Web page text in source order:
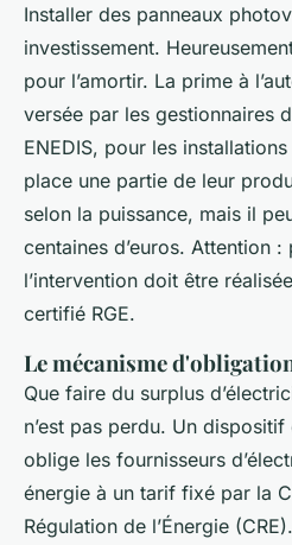
Installer des panneaux
investissement.
pour l’amortir. La prime à
versée par les gestionnaires
ENEDIS, pour les
place une partie de leur
selon la puissance, mais il
centaines d’euros. Attention
l’intervention doit être
certifié RGE.
Le mécanisme
Que faire du surplus
n’est pas perdu. Un dispositif
oblige les fournisseurs
énergie à un tarif fixé par la
Régulation de l’Énergie